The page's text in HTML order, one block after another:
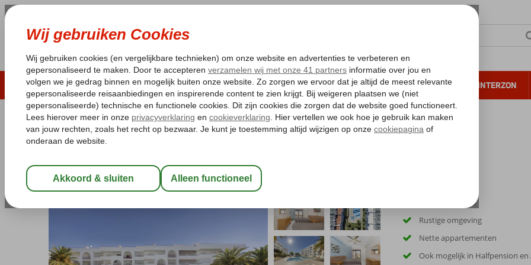
LAST MINUTE ZOMER 2026 ZONVAKANTIE VERRE REIZEN ALL INCLUSIVE WINTERZON
Pakketgarantie Laagsteprijsgarantie* Gratis annuleren*
Home
Portugal Algarve
Ukino Terrace
Logies-Hotel
Nabij het strand
Rustige omgeving
Nette appartementen
Ook mogelijk in Halfpension en